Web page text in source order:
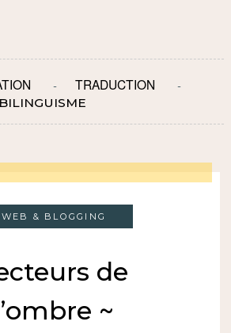
TRADUCTION
BILINGUISME
WEB & BLOGGING
de
~